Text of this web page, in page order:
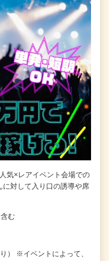
気×レアイベント会場での
に対して入り口の誘導や席
む
） ※イベントによって、